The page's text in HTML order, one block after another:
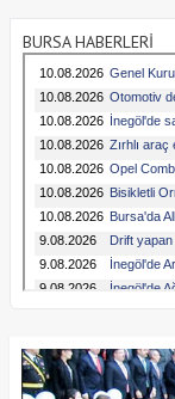
BURSA HABERLERİ